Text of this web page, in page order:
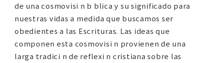
de una cosmovisi n b blica y su significado para
nuestras vidas a medida que buscamos ser
obedientes a las Escrituras. Las ideas que
componen esta cosmovisi n provienen de una
larga tradici n de reflexi n cristiana sobre las